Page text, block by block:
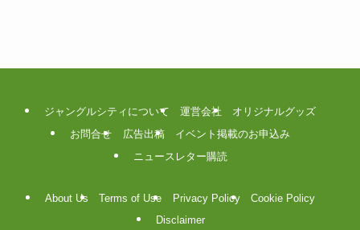
ジャングルシティについて 運営会社
オリジナルグッズ
お問合せ
広告出稿
イベント掲載のお申込み
ニュースレター購読
About Us Terms of Use Privacy Policy
Cookie Policy
Disclaimer